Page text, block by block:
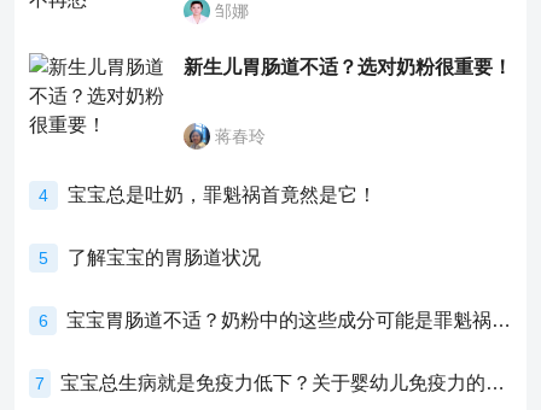
邹娜
新生儿胃肠道不适？选对奶粉很重要！
蒋春玲
4 宝宝总是吐奶，罪魁祸首竟然是它！
5 了解宝宝的胃肠道状况
6 宝宝胃肠道不适？奶粉中的这些成分可能是罪魁祸首！
7 宝宝总生病就是免疫力低下？关于婴幼儿免疫力的真相，家长必须了解！